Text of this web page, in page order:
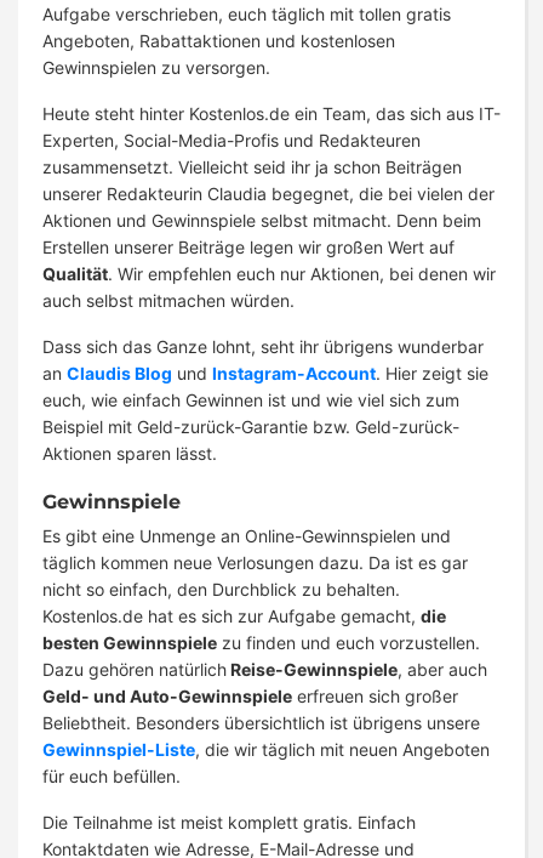
Aufgabe verschrieben, euch täglich mit tollen gratis
Angeboten, Rabattaktionen und kostenlosen
Gewinnspielen zu versorgen.
Heute steht hinter Kostenlos.de ein Team, das sich aus IT-
Experten, Social-Media-Profis und Redakteuren
zusammensetzt. Vielleicht seid ihr ja schon Beiträgen
unserer Redakteurin Claudia begegnet, die bei vielen der
Aktionen und Gewinnspiele selbst mitmacht. Denn beim
Erstellen unserer Beiträge legen wir großen Wert auf
Qualität. Wir empfehlen euch nur Aktionen, bei denen wir
auch selbst mitmachen würden.
Dass sich das Ganze lohnt, seht ihr übrigens wunderbar
an Claudis Blog und Instagram-Account. Hier zeigt sie
euch, wie einfach Gewinnen ist und wie viel sich zum
Beispiel mit Geld-zurück-Garantie bzw. Geld-zurück-
Aktionen sparen lässt.
Gewinnspiele
Es gibt eine Unmenge an Online-Gewinnspielen und
täglich kommen neue Verlosungen dazu. Da ist es gar
nicht so einfach, den Durchblick zu behalten.
Kostenlos.de hat es sich zur Aufgabe gemacht, die
besten Gewinnspiele zu finden und euch vorzustellen.
Dazu gehören natürlichReise-Gewinnspiele, aber auch
Geld- und Auto-Gewinnspiele erfreuen sich großer
Beliebtheit. Besonders übersichtlich ist übrigens unsere
Gewinnspiel-Liste, die wir täglich mit neuen Angeboten
für euch befüllen.
Die Teilnahme ist meist komplett gratis. Einfach
Kontaktdaten wie Adresse, E-Mail-Adresse und